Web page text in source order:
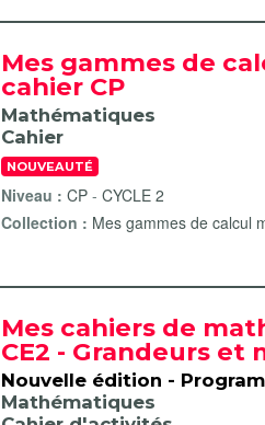
Mes gammes de
cahier CP
Mathématiques
Cahier
NOUVEAUTÉ
Niveau :CP -CYCLE 2
Collection : Mes gammes de calcul
Mes cahiers de
CE2 - Grandeurs et
Nouvelle édition -
Mathématiques